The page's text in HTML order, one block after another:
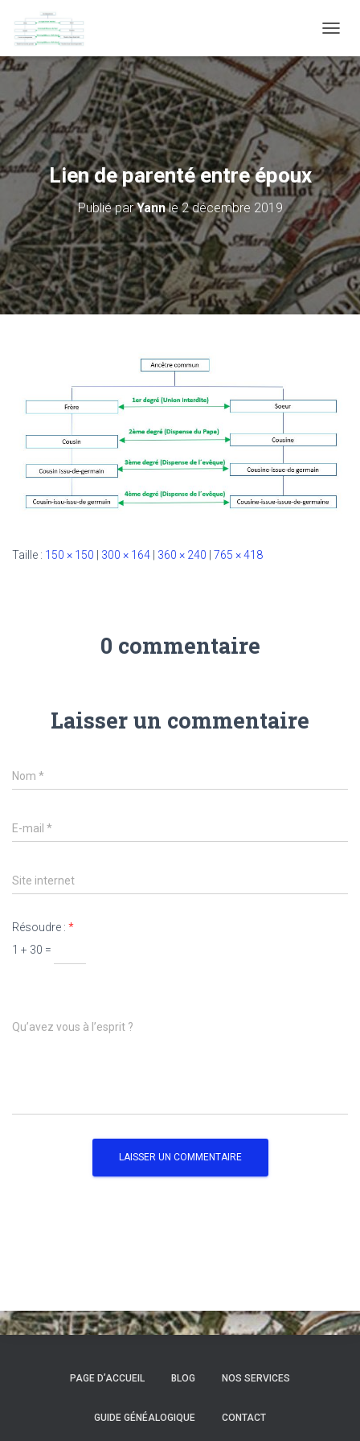
É
P
L
E
R
L
A
N
A
V
G
A
T
I
O
N
Lien de parenté entre époux
Publié parYannle2 décembre 2019
Taille : 150 × 150 300 × 164 360 × 240 765 × 418
0 commentaire
Laisser un commentaire
Nom *
E-mail *
Site internet
Résoudre : *
1 + 30 =
Qu’avez vous à l’esprit ?
PAGE D’ACCUEIL BLOG NOS SERVICES
GUIDE GÉNÉALOGIQUE CONTACT